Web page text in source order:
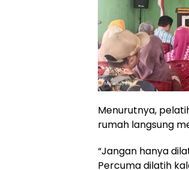
Menurutnya,
rumah langsung
“Jangan hanya
Percuma dilatih